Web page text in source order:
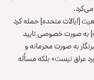
[ایالات متحده] حمله کرد
به صورت خصوصی تایید
به صورت محرمانه و
عراق نیست» بلکه مسأله